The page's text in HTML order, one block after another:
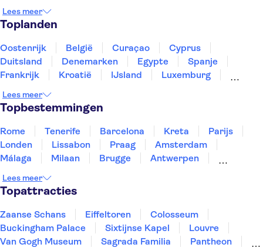
Puerto de Mogán
Ciudad de las Artes y las Ciencias
San Nicolás kerk
Lees meer
Toplanden
Oostenrijk België Curaçao
Cyprus
Duitsland
Denemarken Egypte
Spanje
Frankrijk
Kroatië IJsland
Luxemburg
Slovenië
Thailand
Lees meer
Topbestemmingen
Rome Tenerife Barcelona Kreta
Parijs
Londen
Lissabon Praag
Amsterdam
Málaga
Milaan Brugge
Antwerpen
Eindhoven
Lees meer
Topattracties
Zaanse Schans Eiffeltoren
Colosseum
Buckingham Palace
Sixtijnse Kapel
Louvre
Van Gogh Museum
Sagrada Familia
Pantheon